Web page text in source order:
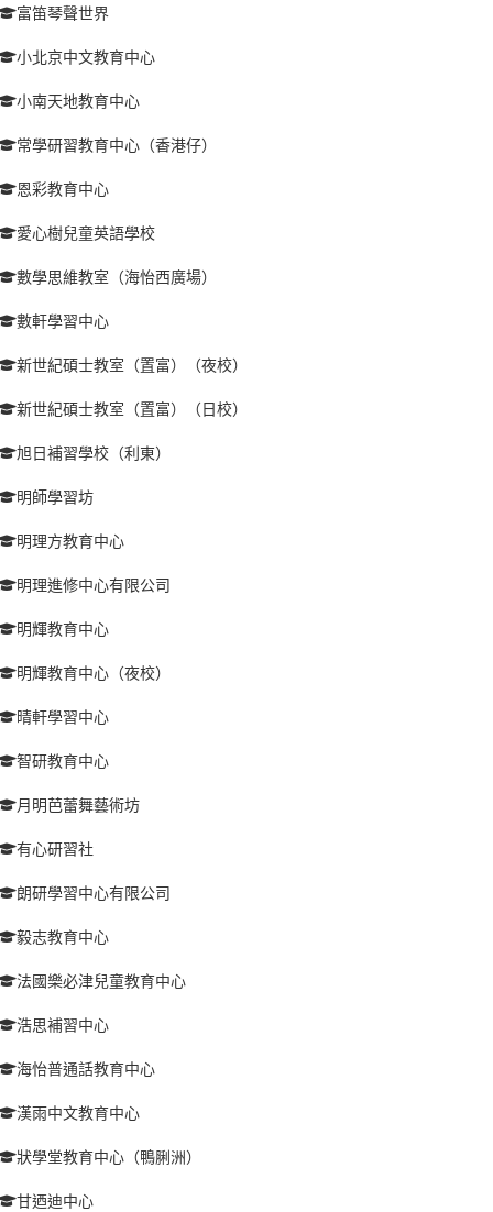
富笛琴聲世界
小北京中文教育中心
小南天地教育中心
常學研習教育中心（香港仔）
恩彩教育中心
愛心樹兒童英語學校
數學思維教室（海怡西廣場）
數軒學習中心
新世紀碩士教室（置富）（夜校）
新世紀碩士教室（置富）（日校）
旭日補習學校（利東）
明師學習坊
明理方教育中心
明理進修中心有限公司
明輝教育中心
明輝教育中心（夜校）
晴軒學習中心
智研教育中心
月明芭蕾舞藝術坊
有心研習社
朗研學習中心有限公司
毅志教育中心
法國樂必津兒童教育中心
浩思補習中心
海怡普通話教育中心
漢雨中文教育中心
狀學堂教育中心（鴨脷洲）
甘迺迪中心